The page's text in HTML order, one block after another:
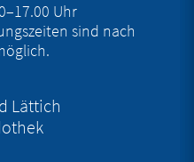
Uhr
sind nach
Lättich